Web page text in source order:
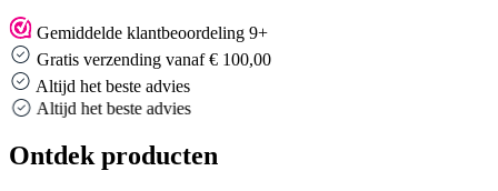
Gemiddelde klantbeoordeling 9+
Gratis verzending vanaf € 100,00
Altijd het beste advies
Altijd het beste advies
Ontdek producten